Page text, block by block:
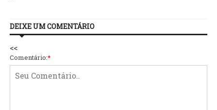
DEIXE UM COMENTÁRIO
<<
Comentário:*